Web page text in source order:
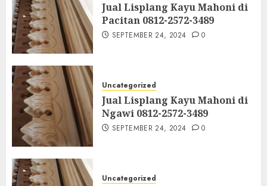
Jual Lisplang Kayu Mahoni di
Pacitan 0812-2572-3489
SEPTEMBER 24, 2024 0
Uncategorized
Jual Lisplang Kayu Mahoni di
Ngawi 0812-2572-3489
SEPTEMBER 24, 2024 0
Uncategorized